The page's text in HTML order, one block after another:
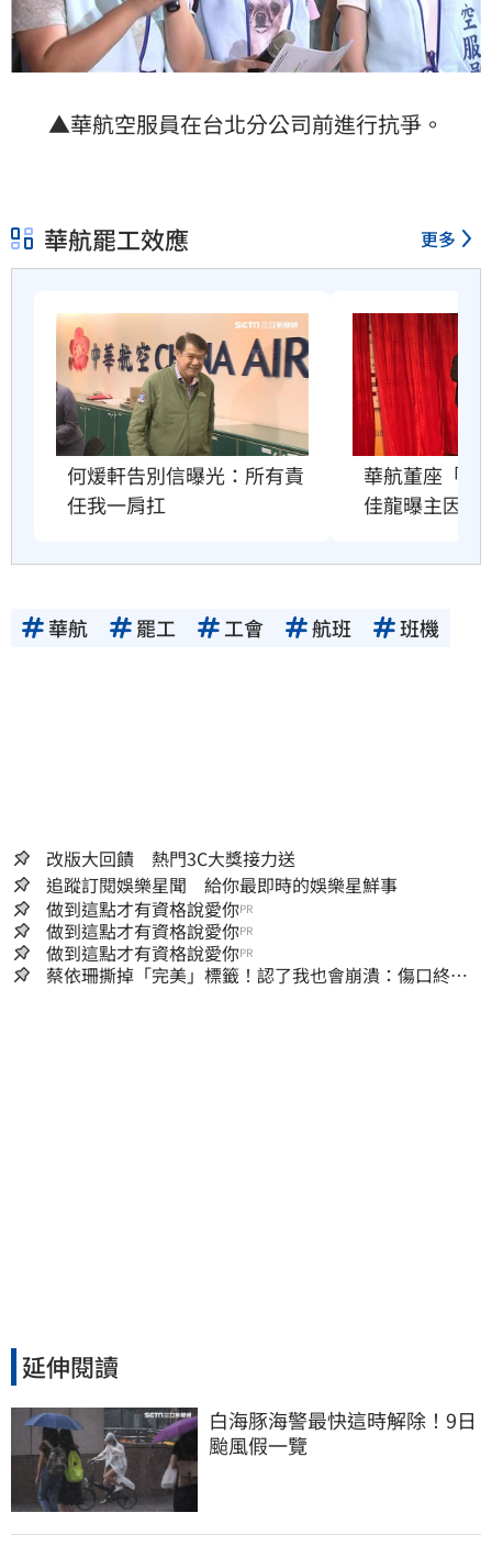
▲華航空服員在台北分公司前進行抗爭。
華航罷工效應 更多
何煖軒告別信曝光：所有責
任我一肩扛
華航董座「何
佳龍曝主因
華航 罷工 工會 航班 班機
改版大回饋 熱門3C大獎接力送
追蹤訂閱娛樂星聞 給你最即時的娛樂星鮮事
做到這點才有資格說愛你PR
做到這點才有資格說愛你PR
做到這點才有資格說愛你PR
蔡依珊撕掉「完美」標籤！認了我也會崩潰：傷口終究
延伸閱讀
白海豚海警最快這時解除！9日
颱風假一覽